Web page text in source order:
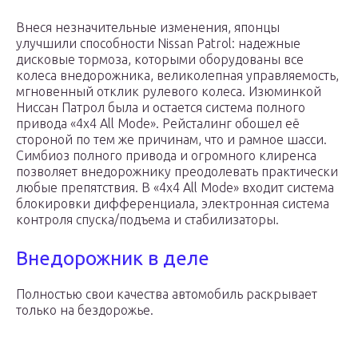
Внеся незначительные изменения, японцы
улучшили способности Nissan Patrol: надежные
дисковые тормоза, которыми оборудованы все
колеса внедорожника, великолепная управляемость,
мгновенный отклик рулевого колеса. Изюминкой
Ниссан Патрол была и остается система полного
привода «4х4 All Mode». Рейсталинг обошел её
стороной по тем же причинам, что и рамное шасси.
Симбиоз полного привода и огромного клиренса
позволяет внедорожнику преодолевать практически
любые препятствия. В «4х4 All Mode» входит система
блокировки дифференциала, электронная система
контроля спуска/подъема и стабилизаторы.
Внедорожник в деле
Полностью свои качества автомобиль раскрывает
только на бездорожье.